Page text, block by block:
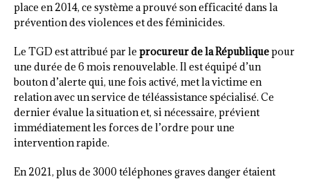
place en 2014, ce système a prouvé son efficacité dans la
prévention des violences et des féminicides.
Le TGD est attribué par le procureur de la Républiquepour
une durée de 6 mois renouvelable. Il est équipé d’un
bouton d’alerte qui, une fois activé, met la victime en
relation avec un service de téléassistance spécialisé. Ce
dernier évalue la situation et, si nécessaire, prévient
immédiatement les forces de l’ordre pour une
intervention rapide.
En 2021, plus de 3000 téléphones graves danger étaient